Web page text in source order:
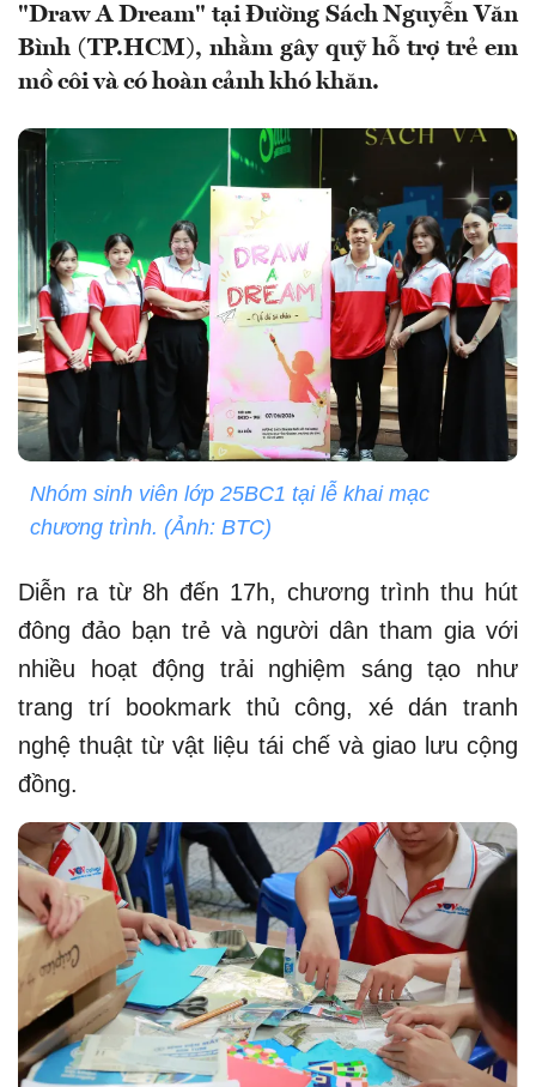
"Draw A Dream" tại Đường Sách Nguyễn Văn
Bình (TP.HCM), nhằm gây quỹ hỗ trợ trẻ em
mồ côi và có hoàn cảnh khó khăn.
Nhóm sinh viên lớp 25BC1 tại lễ khai mạc
chương trình. (Ảnh: BTC)
Diễn ra từ 8h đến 17h, chương trình thu hút
đông đảo bạn trẻ và người dân tham gia với
nhiều hoạt động trải nghiệm sáng tạo như
trang trí bookmark thủ công, xé dán tranh
nghệ thuật từ vật liệu tái chế và giao lưu cộng
đồng.